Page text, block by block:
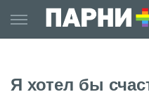
to
content
Я хотел бы